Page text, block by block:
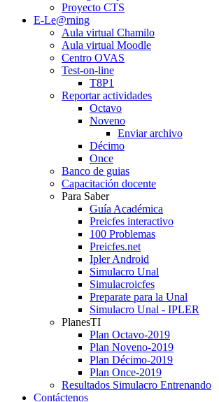
Proyecto CTS
E-Le@rning
Aula virtual Chamilo
Aula virtual Moodle
Centro OVAS
Test-on-line
T8P1
Reportar actividades
Octavo
Noveno
Enviar archivo
Décimo
Once
Banco de guias
Capacitación docente
Para Saber
Guía Académica
Preicfes interactivo
100 Problemas
Preicfes.net
Ipler Android
Simulacro Unal
Simulacroicfes
Preparate para la Unal
Simulacro Unal - IPLER
PlanesTI
Plan Octavo-2019
Plan Noveno-2019
Plan Décimo-2019
Plan Once-2019
Resultados Simulacro Entrenando
Contáctenos